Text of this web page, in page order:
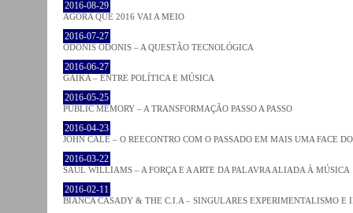
2016-08-29
AGORA QUE 2016 VAI A MEIO
2016-07-27
ODONIS ODONIS – A QUESTÃO TECNOLÓGICA
2016-06-27
GAIKA – ENTRE POLÍTICA E MÚSICA
2016-05-25
PUBLIC MEMORY – A TRANSFORMAÇÃO PASSO A PASSO
2016-04-23
JOHN CALE – O REECONTRO COM O PASSADO EM MAIS UMA FACE
2016-03-22
SAUL WILLIAMS – A FORÇA E A ARTE DA PALAVRA ALIADA À MÚSICA
2016-02-11
BIANCA CASADY & THE C.I.A – SINGULARES EXPERIMENTALISMO E